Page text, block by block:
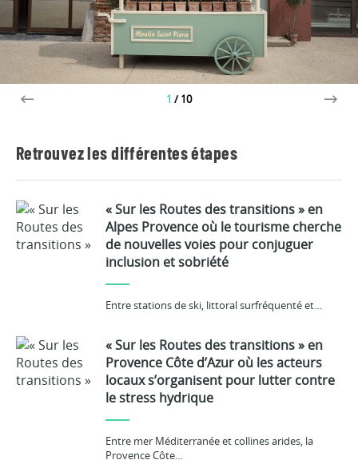
1 /10
Retrouvez les différentes étapes
« Sur les Routes des transitions » en
Alpes Provence où le tourisme cherche
de nouvelles voies pour conjuguer
inclusion et sobriété
Entre stations de ski, littoral surfréquenté et…
« Sur les Routes des transitions » en
Provence Côte d’Azur où les acteurs
locaux s’organisent pour lutter contre
le stress hydrique
Entre mer Méditerranée et collines arides, la
Provence Côte…